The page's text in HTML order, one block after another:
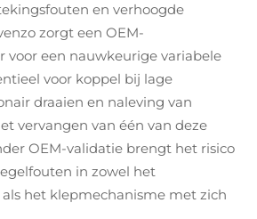
en verhoogde
zorgt een OEM-
voor een nauwkeurige variabele
voor koppel bij lage
draaien en naleving van
vervangen van één van deze
OEM-validatie brengt het risico
in zowel het
het klepmechanisme met zich